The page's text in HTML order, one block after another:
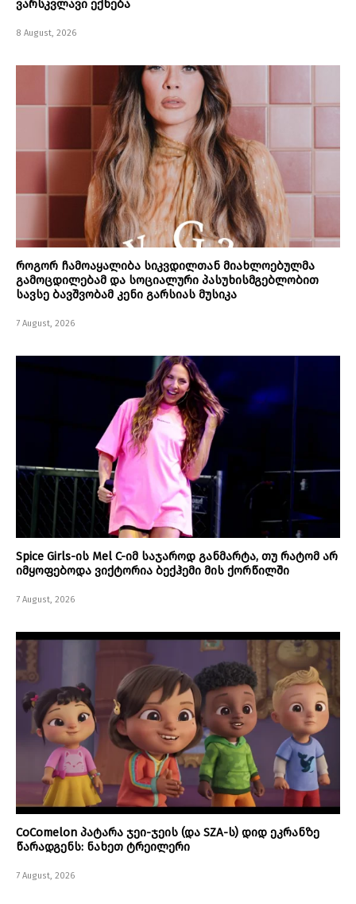
ვარსკვლავი ექნება
8 August, 2026
როგორ ჩამოაყალიბა სიკვდილთან მიახლოებულმა
გამოცდილებამ და სოციალური პასუხისმგებლობით
სავსე ბავშვობამ კენი გარსიას მუსიკა
7 August, 2026
Spice Girls-ის Mel C-იმ საჯაროდ განმარტა, თუ რატომ არ
იმყოფებოდა ვიქტორია ბექჰემი მის ქორწილში
7 August, 2026
CoComelon პატარა ჯეი-ჯეის (და SZA-ს) დიდ ეკრანზე
წარადგენს: ნახეთ ტრეილერი
7 August, 2026